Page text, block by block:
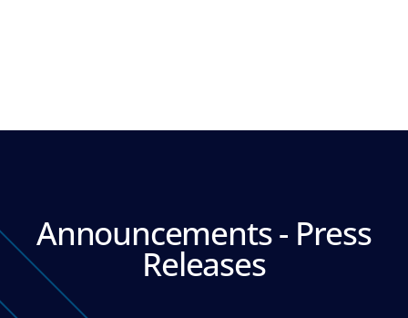
Announcements - Press
Releases